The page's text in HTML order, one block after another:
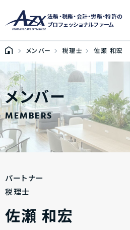
法務・税務・会計・労務・特許の
プロフェッショナルファーム
メンバー 税理士 佐瀬 和宏
メンバー
MEMBERS
パートナー
税理士
佐瀬 和宏